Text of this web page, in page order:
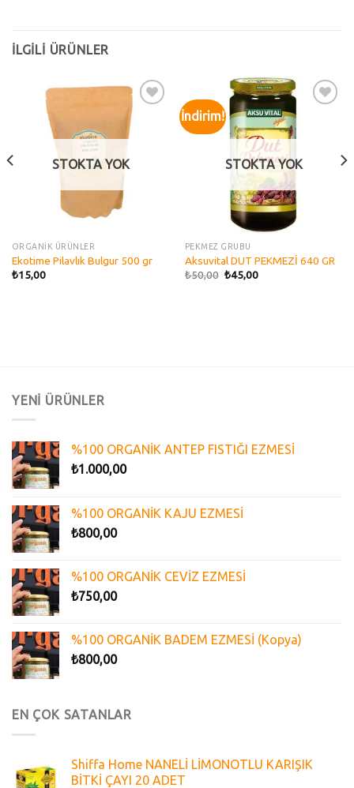
İLGILI ÜRÜNLER
Add to
wishlist
STOKTA YOK
ORGANİK ÜRÜNLER
Ekotime Pilavlık Bulgur 500 gr
₺15,00
İndirim!
STOKTA YOK
PEKMEZ GRUBU
Aksuvital DUT PEKMEZİ 640 GR
₺50,00 ₺45,00
YENİ ÜRÜNLER
%100 ORGANİK ANTEP FISTIĞI EZMESİ
₺1.000,00
%100 ORGANİK KAJU EZMESİ
₺800,00
%100 ORGANİK CEVİZ EZMESİ
₺750,00
%100 ORGANİK BADEM EZMESİ (Kopya)
₺800,00
EN ÇOK SATANLAR
Shiffa Home NANELİ LİMONOTLU KARIŞIK
BİTKİ ÇAYI 20 ADET